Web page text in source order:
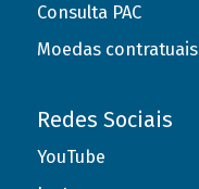
Consulta PAC
Moedas contratuais
Redes Sociais
YouTube